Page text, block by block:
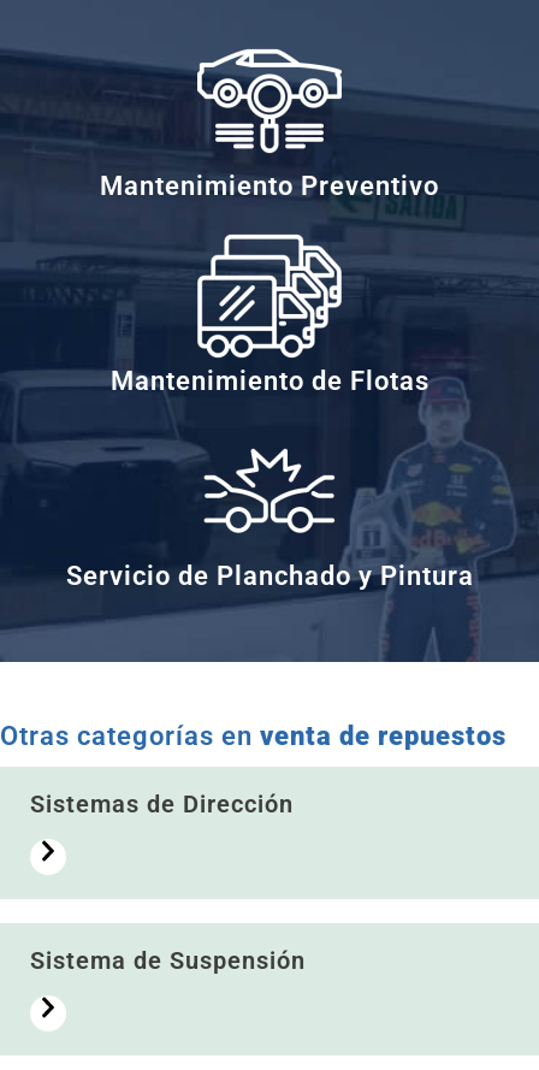
Mantenimiento Preventivo
Mantenimiento de Flotas
Servicio de Planchado y Pintura
Otras categorías en venta de repuestos
Sistemas de Dirección
Sistema de Suspensión